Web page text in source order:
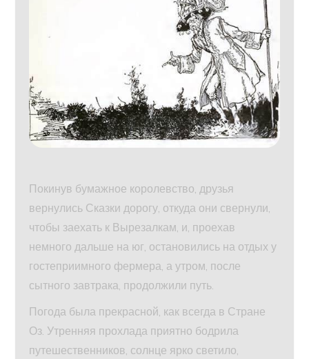
Покинув бумажное королевство, друзья
вернулись Сказки дорогу, откуда они свернули,
чтобы заехать к Вырезалкам, и, проехав
немного дальше на юг, остановились на отдых у
гостеприимного фермера, а утром, после
сытного завтрака, продолжили путь.
Погода была прекрасной, как всегда в Стране
Оз. Утренняя прохлада приятно бодрила
путешественников, солнце ярко светило,